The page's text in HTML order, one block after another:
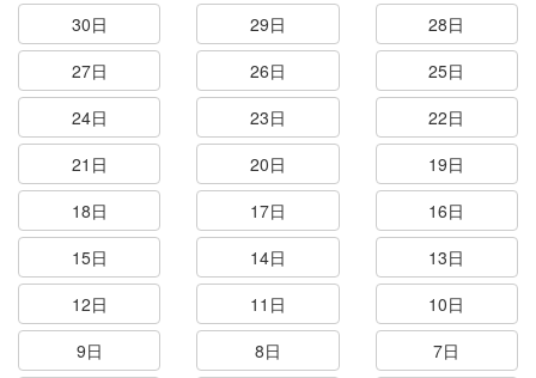
30日 29日
28日
27日
26日
25日
24日
23日
22日
21日
20日
19日
18日
17日
16日
15日
14日
13日
12日
11日
10日
9日
8日
7日